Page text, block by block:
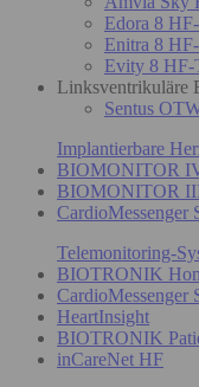
Edora 8
Enitra 8
Evity 8
Linksventrikuläre
Sentus
Implantierbare
BIOMONITOR
BIOMONITOR
CardioMessenger
Telemonitoring-
BIOTRONIK
CardioMessenger
HeartInsight
BIOTRONIK
inCareNet HF